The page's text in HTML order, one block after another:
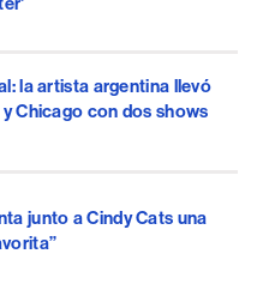
la artista argentina llevó
Chicago con dos shows
junto a Cindy Cats una